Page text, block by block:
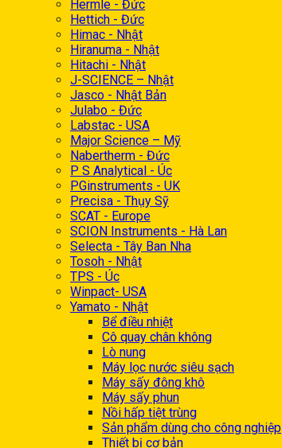
Hermle - Đức
Hettich - Đức
Himac - Nhật
Hiranuma - Nhật
Hitachi - Nhật
J-SCIENCE – Nhật
Jasco - Nhật Bản
Julabo - Đức
Labstac - USA
Major Science – Mỹ
Nabertherm - Đức
P S Analytical - Úc
PGinstruments - UK
Precisa - Thụy Sỹ
SCAT - Europe
SCION Instruments - Hà Lan
Selecta - Tây Ban Nha
Tosoh - Nhật
TPS - Úc
Winpact- USA
Yamato - Nhật
Bể điều nhiệt
Cô quay chân không
Lò nung
Máy lọc nước siêu sạch
Máy sấy đông khô
Máy sấy phun
Nồi hấp tiệt trùng
Sản phẩm dùng cho công nghiệp
Thiết bị cơ bản